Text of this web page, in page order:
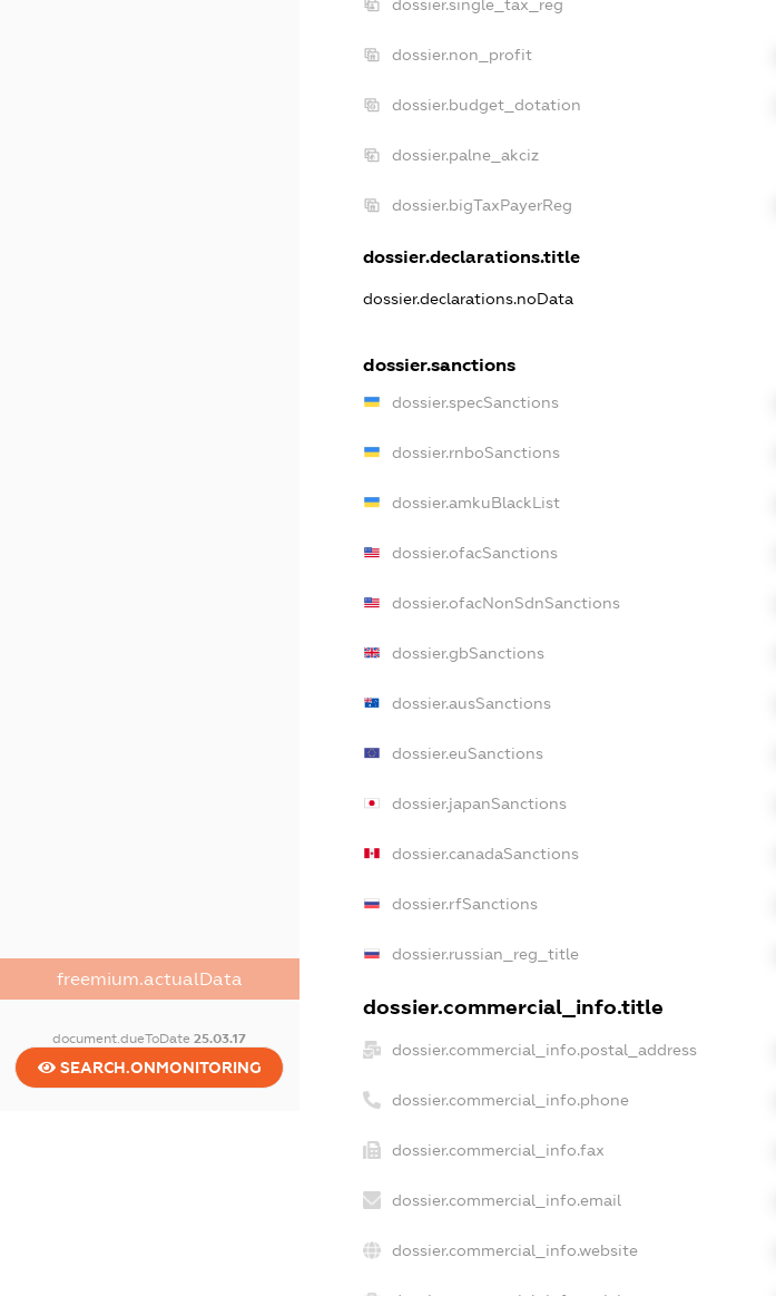
freemium.actualData
document.dueToDate25.03.17
SEARCH.ONMONITORING
dossier.single_tax_reg
dossier.non_profit
dossier.budget_dotation
dossier.palne_akciz
dossier.bigTaxPayerReg
dossier.declarations.title
dossier.declarations.noData
dossier.sanctions
dossier.specSanctions
dossier.rnboSanctions
dossier.amkuBlackList
dossier.ofacSanctions
dossier.ofacNonSdnSanctions
dossier.gbSanctions
dossier.ausSanctions
dossier.euSanctions
dossier.japanSanctions
dossier.canadaSanctions
dossier.rfSanctions
dossier.russian_reg_title
dossier.commercial_info.title
dossier.commercial_info.postal_address
dossier.commercial_info.phone
dossier.commercial_info.fax
dossier.commercial_info.email
dossier.commercial_info.website